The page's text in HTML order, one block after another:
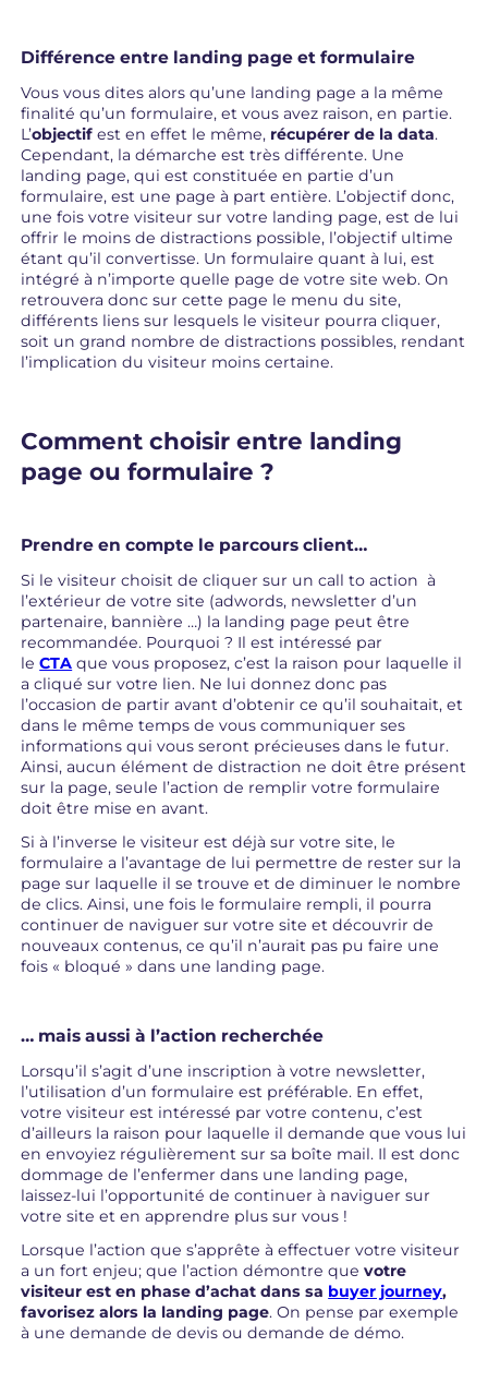
Différence entre landing page et formulaire
Vous vous dites alors qu’une landing page a la même
finalité qu’un formulaire, et vous avez raison, en partie.
L’objectif est en effet le même, récupérer de la data.
Cependant, la démarche est très différente. Une
landing page, qui est constituée en partie d’un
formulaire, est une page à part entière. L’objectif donc,
une fois votre visiteur sur votre landing page, est de lui
offrir le moins de distractions possible, l’objectif ultime
étant qu’il convertisse. Un formulaire quant à lui, est
intégré à n’importe quelle page de votre site web. On
retrouvera donc sur cette page le menu du site,
différents liens sur lesquels le visiteur pourra cliquer,
soit un grand nombre de distractions possibles, rendant
l’implication du visiteur moins certaine.
Comment choisir entre landing
page ou formulaire ?
Prendre en compte le parcours client…
Si le visiteur choisit de cliquer sur un call to action à
l’extérieur de votre site (adwords, newsletter d’un
partenaire, bannière …) la landing page peut être
recommandée. Pourquoi ? Il est intéressé par
le CTA que vous proposez, c’est la raison pour laquelle il
a cliqué sur votre lien. Ne lui donnez donc pas
l’occasion de partir avant d’obtenir ce qu’il souhaitait, et
dans le même temps de vous communiquer ses
informations qui vous seront précieuses dans le futur.
Ainsi, aucun élément de distraction ne doit être présent
sur la page, seule l’action de remplir votre formulaire
doit être mise en avant.
Si à l’inverse le visiteur est déjà sur votre site, le
formulaire a l’avantage de lui permettre de rester sur la
page sur laquelle il se trouve et de diminuer le nombre
de clics. Ainsi, une fois le formulaire rempli, il pourra
continuer de naviguer sur votre site et découvrir de
nouveaux contenus, ce qu’il n’aurait pas pu faire une
fois « bloqué » dans une landing page.
… mais aussi à l’action recherchée
Lorsqu’il s’agit d’une inscription à votre newsletter,
l’utilisation d’un formulaire est préférable. En effet,
votre visiteur est intéressé par votre contenu, c’est
d’ailleurs la raison pour laquelle il demande que vous lui
en envoyiez régulièrement sur sa boîte mail. Il est donc
dommage de l’enfermer dans une landing page,
laissez-lui l’opportunité de continuer à naviguer sur
votre site et en apprendre plus sur vous !
Lorsque l’action que s’apprête à effectuer votre visiteur
a un fort enjeu; que l’action démontre que votre
visiteur est en phase d’achat dans sa buyer journey,
favorisez alors la landing page. On pense par exemple
à une demande de devis ou demande de démo.